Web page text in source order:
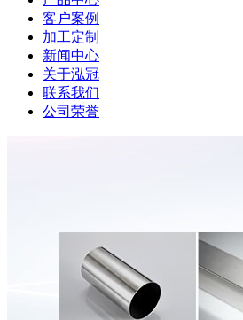
客户案例
加工定制
新闻中心
关于泓冠
联系我们
公司荣誉